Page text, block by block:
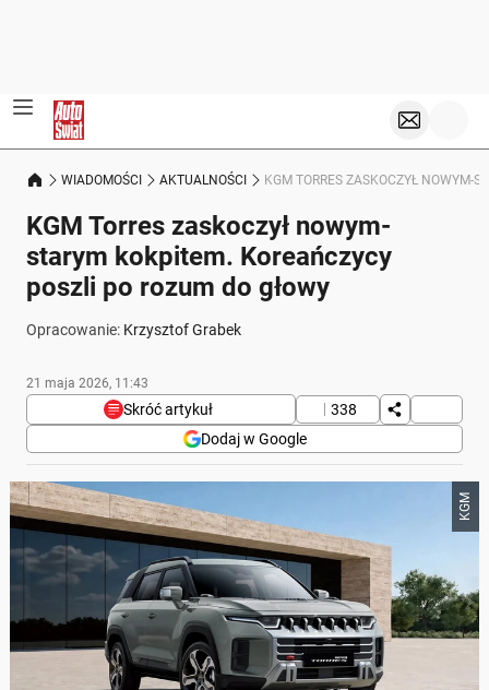
WIADOMOŚCI AKTUALNOŚCI KGM TORRES ZASKOCZYŁ NOWYM-
KGM Torres zaskoczył nowym-
starym kokpitem. Koreańczycy
poszli po rozum do głowy
Opracowanie: Krzysztof Grabek
21 maja 2026, 11:43
Skróć artykuł
338
Dodaj w Google
Poniżej streszczenie artykułu:
Skrót przygotowany przez Onet Czat z AI, może zawierać błędy.
KGM Torres przeszedł lifting, wprowadzając zmiany
stylistyczne i funkcjonalne.
Nowy kokpit z fizycznymi przyciskami poprawia
obsługę klimatyzacji.
Oprócz kosmetycznych zmian zewnętrznych,
wnętrze zyskało nową platformę multimedialną.
Silniki pozostają w większości bez zmian, z nową 8-
KGM